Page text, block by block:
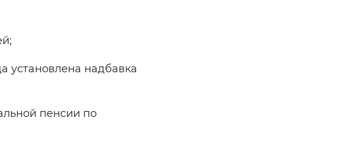
установлена надбавка
пенсии по